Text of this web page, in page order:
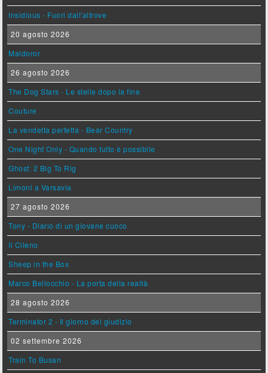
Insidious - Fuori dall'altrove
20 agosto 2026
Maldoror
26 agosto 2026
The Dog Stars - Le stelle dopo la fine
Couture
La vendetta perfetta - Bear Country
One Night Only - Quando tutto è possibile
Ghost: 2 Big To Rig
Limoni a Varsavia
27 agosto 2026
Tony - Diario di un giovane cuoco
Il Cileno
Sheep in the Box
Marco Bellocchio - La porta della realtà
28 agosto 2026
Terminator 2 - Il giorno del giudizio
02 settembre 2026
Train To Busan